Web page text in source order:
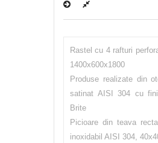
Rastel cu 4 rafturi
1400x600x1800
Produse realizate din
satinat AISI 304 cu
Brite
Picioare din teava
inoxidabil AISI 304,